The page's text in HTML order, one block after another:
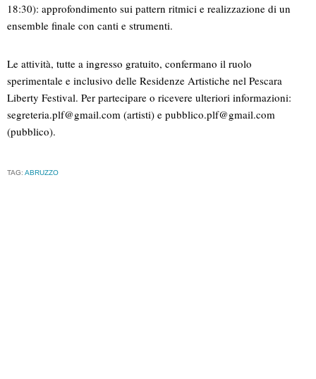
18:30): approfondimento sui pattern ritmici e realizzazione di un
ensemble finale con canti e strumenti.
Le attività, tutte a ingresso gratuito, confermano il ruolo
sperimentale e inclusivo delle Residenze Artistiche nel Pescara
Liberty Festival. Per partecipare o ricevere ulteriori informazioni:
segreteria.plf@gmail.com (artisti) e pubblico.plf@gmail.com
(pubblico).
TAG: ABRUZZO